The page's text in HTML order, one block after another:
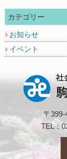
カテゴリー
お知らせ
イベント
〒
TEL：